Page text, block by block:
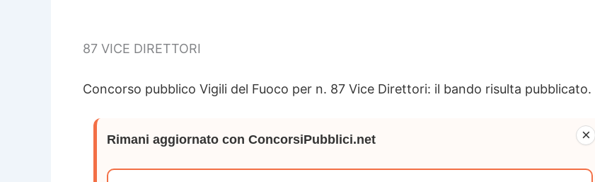
87 VICE DIRETTORI
Concorso pubblico Vigili del Fuoco per n. 87 Vice Direttori: il bando risulta pubblicato.
×
Rimani aggiornato con ConcorsiPubblici.net